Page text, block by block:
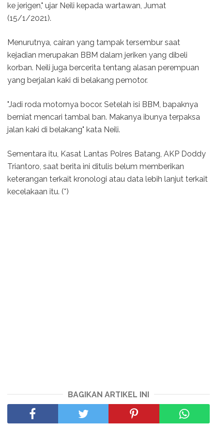
ke jerigen," ujar Neili kepada wartawan, Jumat
(15/1/2021).
Menurutnya, cairan yang tampak tersembur saat
kejadian merupakan BBM dalam jeriken yang dibeli
korban. Neili juga bercerita tentang alasan perempuan
yang berjalan kaki di belakang pemotor.
"Jadi roda motornya bocor. Setelah isi BBM, bapaknya
berniat mencari tambal ban. Makanya ibunya terpaksa
jalan kaki di belakang" kata Neili.
Sementara itu, Kasat Lantas Polres Batang, AKP Doddy
Triantoro, saat berita ini ditulis belum memberikan
keterangan terkait kronologi atau data lebih lanjut terkait
kecelakaan itu. (*)
BAGIKAN ARTIKEL INI